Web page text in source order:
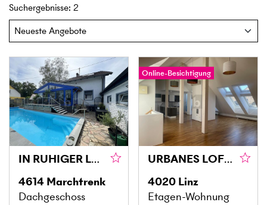
Suchergebnisse: 2
IN RUHIGER LAGE MIT GARTEN - UND POOLBENÜTZUNG
4614 Marchtrenk
Dachgeschoss
Online-Besichtigung
URBANES LOFT-FEELING ÜBER DEN DÄCHERN VON LINZ
4020 Linz
Etagen-Wohnung